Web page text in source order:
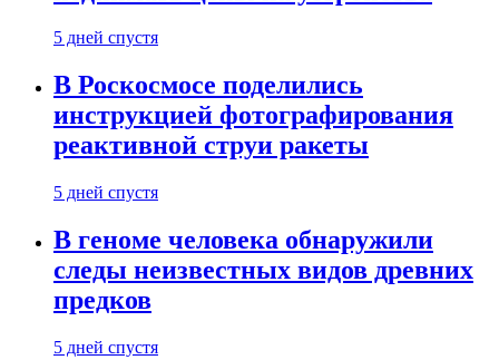
5 дней спустя
В Роскосмосе поделились
инструкцией фотографирования
реактивной струи ракеты
5 дней спустя
В геноме человека обнаружили
следы неизвестных видов древних
предков
5 дней спустя